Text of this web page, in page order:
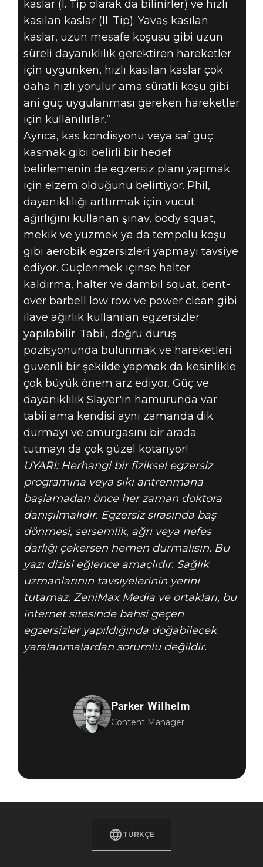
kaslar (I. Tip olarak da bilinirler) ve hızlı
kasılan kaslar (II. Tip). Yavaş kasılan
kaslar, uzun mesafe koşusu gibi uzun
süreli dayanıklılık gerektiren hareketler
için uygunken, hızlı kasılan kaslar çok
daha hızlı yorulur ama süratli koşu gibi
ani güç uygulanması gereken hareketler
için kullanılırlar.”
Ayrıca, kas kondisyonu veya saf güç
kasmak gibi belirli bir hedef
belirlemenin de egzersiz planı yapmak
için elzem olduğunu belirtiyor. Phil,
dayanıklılığı arttırmak için vücut
ağırlığını kullanan şınav, body squat,
mekik ve yüzmek ya da tempolu koşu
gibi aerobik egzersizleri yapmayı tavsiye
ediyor. Güçlenmek içinse halter
kaldırma, halter ve dambıl squat, bent-
over barbell low row ve power clean gibi
ilave ağırlık kullanılan egzersizler
yapılabilir. Tabii, doğru duruş
pozisyonunda bulunmak ve hareketleri
güvenli bir şekilde yapmak da kesinlikle
çok büyük önem arz ediyor. Güç ve
dayanıklılık Slayer'ın hamurunda var
tabii ama kendisi aynı zamanda dik
durmayı ve omurgasını bir arada
tutmayı da çok güzel kotarıyor!
UYARI: Herhangi bir fiziksel egzersiz
programına veya sıkı antrenmana
başlamadan önce her zaman doktora
danışılmalıdır. Egzersiz sırasında baş
dönmesi, sersemlik, ağrı veya nefes
darlığı çekersen hemen durmalısın. Bu
yazı dizisi eğlence amaçlıdır. Sağlık
uzmanlarının tavsiyelerinin yerini
tutamaz. ZeniMax Media ve ortakları, bu
internet sitesinde bahsi geçen
egzersizler yapıldığında doğabilecek
yaralanmalardan sorumlu değildir.
Parker Wilhelm
Content Manager
TÜRKÇE